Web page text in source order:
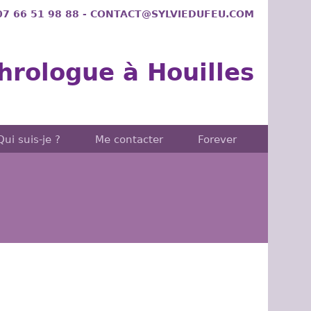
66 51 98 88 - CONTACT@SYLVIEDUFEU.COM
à Houilles
suis-je ? Me contacter Forever